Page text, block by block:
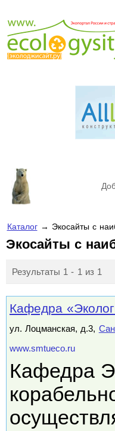
Каталог→ Экосайты с
Экосайты с
Результаты 1 - 1 из 1
Кафедра
ул. Лоцманская, д.3,
www.smtueco.ru
Кафедра